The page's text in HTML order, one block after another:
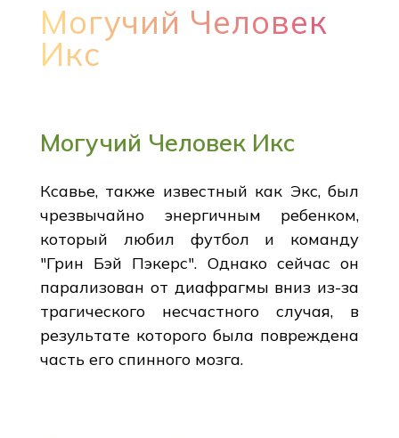
Могучий Человек
Икс
Могучий Человек Икс
Ксавье, также известный как Экс, был
чрезвычайно энергичным ребенком,
который любил футбол и команду
"Грин Бэй Пэкерс". Однако сейчас он
парализован от диафрагмы вниз из-за
трагического несчастного случая, в
результате которого была повреждена
часть его спинного мозга.